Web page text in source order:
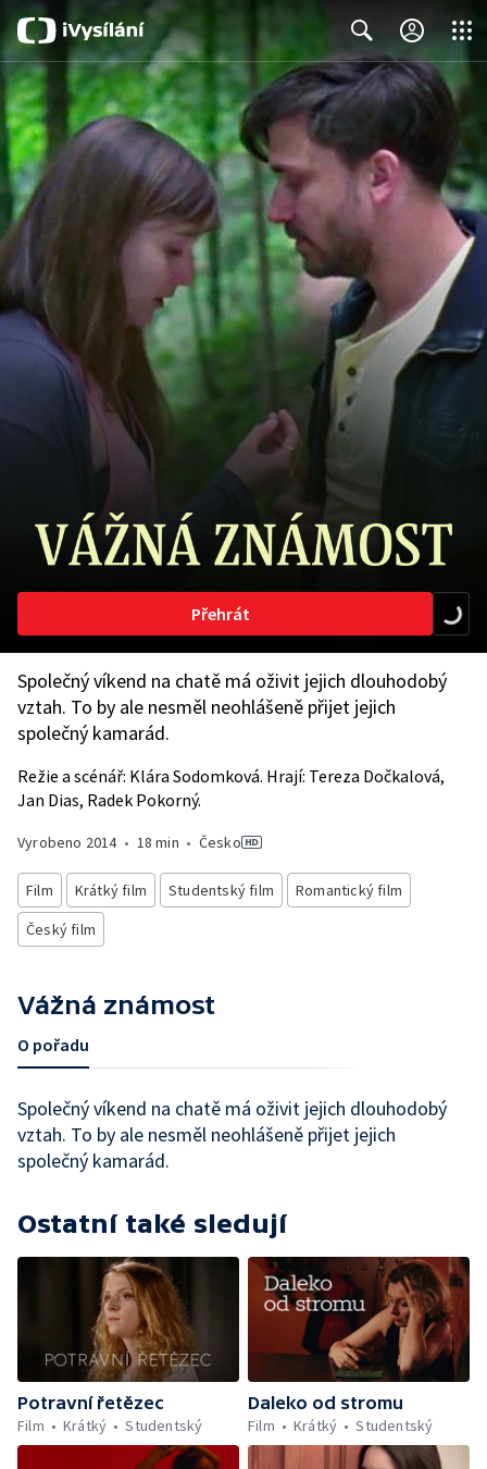
Search Close
Přehrát
Společný víkend na chatě má oživit jejich dlouhodobý
vztah. To by ale nesměl neohlášeně přijet jejich
společný kamarád.
Režie a scénář: Klára Sodomková. Hrají: Tereza Dočkalová,
Jan Dias, Radek Pokorný.
Vyrobeno 2014• 18 min • Česko
Film Krátký film Studentský film
Romantický film
Český film
Vážná známost
O pořadu
Společný víkend na chatě má oživit jejich dlouhodobý
vztah. To by ale nesměl neohlášeně přijet jejich
společný kamarád.
Ostatní také sledují
Potravní řetězec
Film
Krátký Studentský
Daleko od stromu
Film
Krátký Studentský